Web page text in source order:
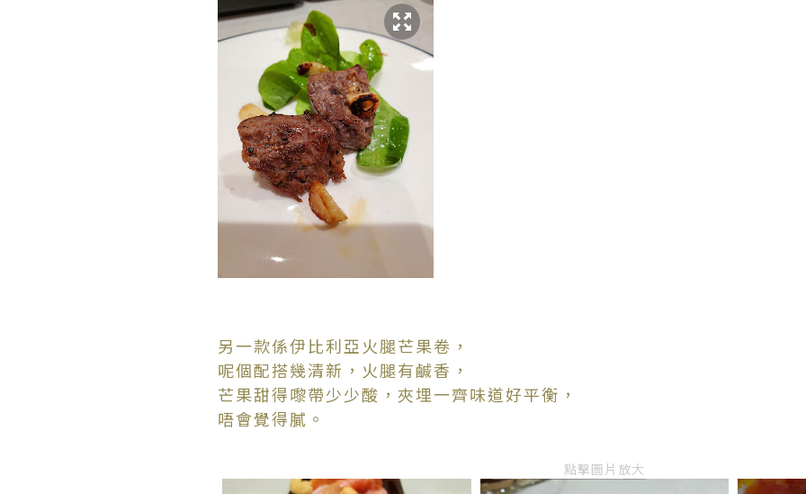
另一款係伊比利亞火腿芒果卷，
呢個配搭幾清新，火腿有鹹香，
芒果甜得嚟帶少少酸，夾埋一齊味道好平衡，
唔會覺得膩。
點擊圖片放大